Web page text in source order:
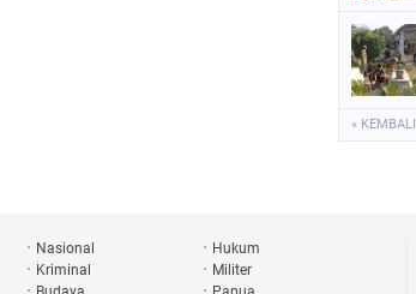
« KEMBALI
Nasional
Hukum
Kriminal
Militer